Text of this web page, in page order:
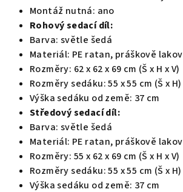
Montáž nutná: ano
Rohový sedací díl:
Barva: světle šedá
Materiál: PE ratan, práškově
Rozměry: 62 x 62 x 69 cm (Š x H x V)
Rozměry sedáku: 55 x 55 cm (Š x H)
Výška sedáku od země: 37 cm
Středový sedací díl:
Barva: světle šedá
Materiál: PE ratan, práškově
Rozměry: 55 x 62 x 69 cm (Š x H x V)
Rozměry sedáku: 55 x 55 cm (Š x H)
Výška sedáku od země: 37 cm